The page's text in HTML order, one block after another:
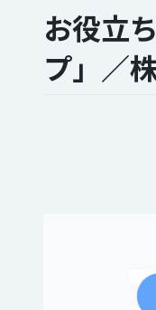
お役立
プ」／